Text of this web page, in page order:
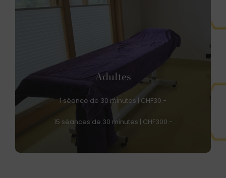
Adultes
1 séance de 30 minutes | CHF30.-
15 séances de 30 minutes | CHF300.-